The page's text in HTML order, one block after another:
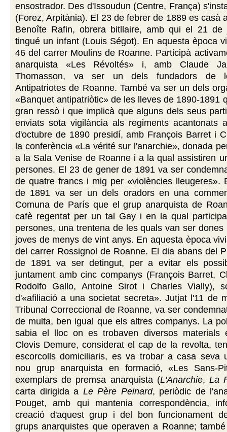
ensostrador. Des d'Issoudun (Centre, França)
(Forez, Arpitània). El 23 de febrer de 1889 es casà
Benoîte Rafin, obrera bitllaire, amb qui el 21 de
tingué un infant (Louis Ségot). En aquesta època
46 del carrer Moulins de Roanne. Participà
anarquista «Les Révoltés» i, amb Claude
Thomasson, va ser un dels fundadors de
Antipatriotes de Roanne. També va ser un dels
«Banquet antipatriòtic» de les lleves de 1890-1891
gran ressò i que implicà que alguns dels seus
enviats sota vigilància als regiments acantonats
d'octubre de 1890 presidí, amb François Barret i
la conferència «La vérité sur l'anarchie», donada
a la Sala Venise de Roanne i a la qual assistiren
persones. El 23 de gener de 1891 va ser
de quatre francs i mig per «violències lleugeres».
de 1891 va ser un dels oradors en una
Comuna de París que el grup anarquista de
cafè regentat per un tal Gay i en la qual
persones, una trentena de les quals van ser dones
joves de menys de vint anys. En aquesta època
del carrer Rossignol de Roanne. El dia abans del
de 1891 va ser detingut, per a evitar els
juntament amb cinc companys (François Barret,
Rodolfo Gallo, Antoine Sirot i Charles Vially),
d'«afiliació a una societat secreta». Jutjat l'11 de
Tribunal Correccional de Roanne, va ser
de multa, ben igual que els altres companys. La
sabia el lloc on es trobaven diversos materials
Clovis Demure, considerat el cap de la revolta,
escorcolls domiciliaris, es va trobar a casa seva
nou grup anarquista en formació, «Les Sans-
exemplars de premsa anarquista (L'Anarchie,La
carta dirigida a Le Père Peinard, periòdic de
Pouget, amb qui mantenia correspondència,
creació d'aquest grup i del bon funcionament
grups anarquistes que operaven a Roanne;